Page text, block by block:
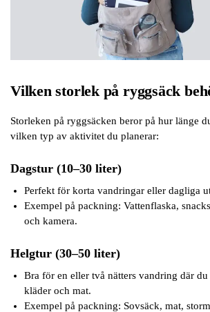
Vilken storlek på ryggsäck
Storleken på ryggsäcken beror på hur länge
vilken typ av aktivitet du planerar:
Dagstur (10–30 liter)
Perfekt för korta vandringar eller dagliga
Exempel på packning: Vattenflaska,
och kamera.
Helgtur (30–50 liter)
Bra för en eller två nätters vandring där
kläder och mat.
Exempel på packning: Sovsäck, mat,